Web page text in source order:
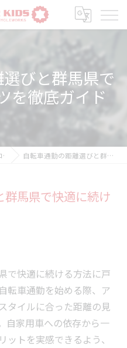
びと群馬県で
を徹底ガイド
自転車通勤の距離選びと群馬県で快適に続けるコツを徹底ガイド
群馬県で快適に続け
で快適に続ける方法に戸
転車通勤を始める際、ア
タイルに合った距離の見
自家用車への依存から一
トを実感できるよう、